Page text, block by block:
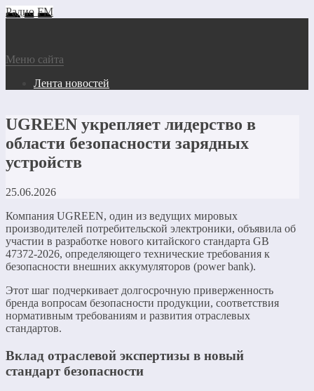
Радио FM
Меню сайта
Лента новостей
UGREEN укрепляет лидерство в
области безопасности зарядных
устройств
25.06.2026
Компания UGREEN, один из ведущих мировых
производителей потребительской электроники, объявила об
участии в разработке нового китайского стандарта GB
47372-2026, определяющего технические требования к
безопасности внешних аккумуляторов (power bank).
Этот шаг подчеркивает долгосрочную приверженность
бренда вопросам безопасности продукции, соответствия
нормативным требованиям и развития отраслевых
стандартов.
Вклад отраслевой экспертизы в новый
стандарт безопасности